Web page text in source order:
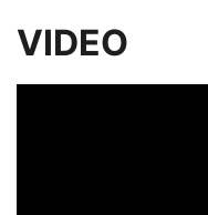
VIDEO